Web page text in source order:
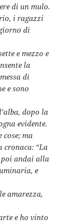
di un mulo.
i ragazzi
di
e mezzo e
la
di
e sono
dopo la
evidente.
ma
cronaca: “La
poi andai alla
e
amarezza,
e ho vinto